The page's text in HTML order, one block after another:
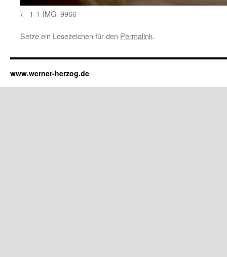
1-1-IMG_9966
Setze ein Lesezeichen für den Permalink.
www.werner-herzog.de